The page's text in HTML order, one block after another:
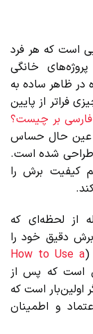
است که هر فرد
خانگی
در ظاهر ساده به
فراتر از پایین
فارسی بر چیست؟
در عین حال حساس
طراحی شده است.
کیفیت برش را
از لحظه‌ای که
دقیق خود را
How to Use a
است که پس از
اولین‌بار است که
و اطمینان